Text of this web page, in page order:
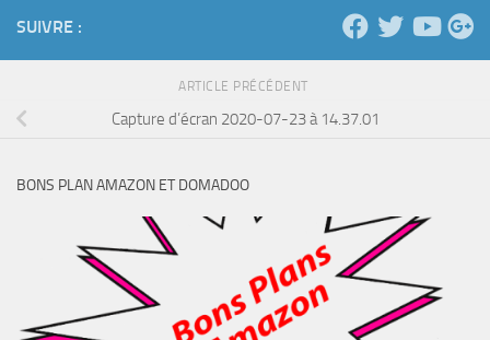
SUIVRE :
ARTICLE PRÉCÉDENT
Capture d’écran 2020-07-23 à 14.37.01
BONS PLAN AMAZON ET DOMADOO